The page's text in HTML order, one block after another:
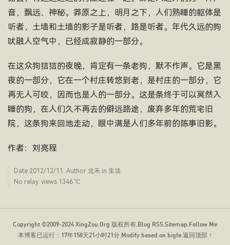
音，飘远、神秘。莽原之上，明月之下，人们熟睡的躯体是
听者，土墙和土墙的影子是听者，路是听者。年代久远的狗
吠融人空气中，已经成寂静的一部分。
在这众狗狺狺的夜晚，肯定有一条老狗，默不作声。它是黑
夜的一部分，它在一个村庄转悠到老，是村庄的一部分，它
再无人可咬，因而也是人的一部分。这是条终于可以冥然入
睡的狗，在人们久不再去的僻远路途，废弃多年的荒宅旧
院，这条狗来回地走动，眼中满是人们多年前的陈事旧影。
作者：刘亮程
Date 2012/12/11 . Author 北禾.in 生活.
No relay. views 1346 ­℃
Copyright ©2009-2024 XingZou.Org 版权所有.Blog RSS.Sitemap.Follow Me
本博客已运行： 17年158天21小时21分.Modify based on bigfa 返回顶部 ↑